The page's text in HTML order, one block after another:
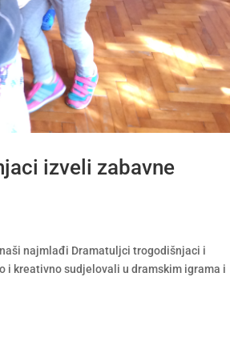
izveli zabavne
najmlađi Dramatuljci trogodišnjaci i
i kreativno sudjelovali u dramskim igrama i